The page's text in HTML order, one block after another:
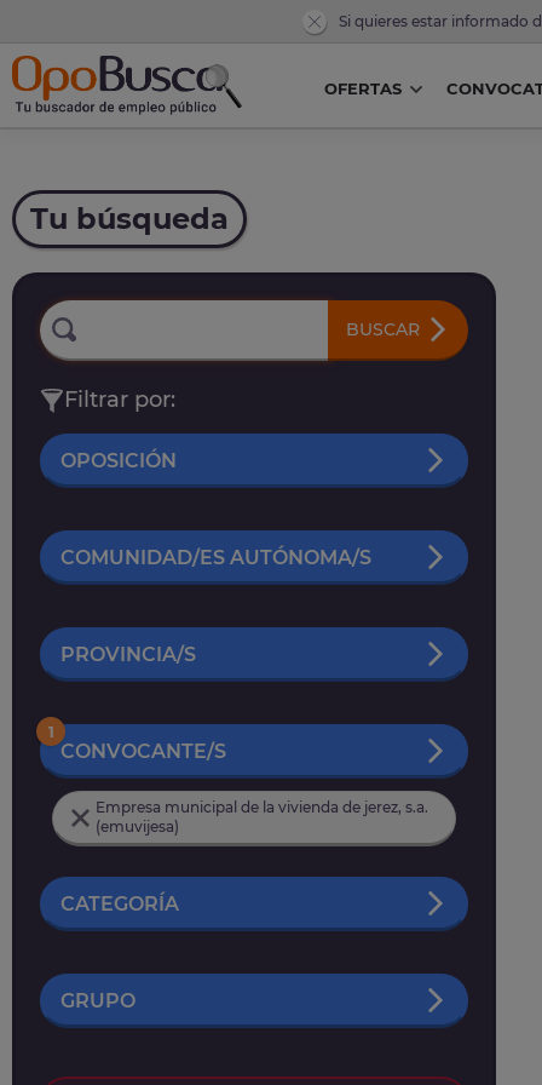
Si quieres estar informado
OFERTAS
Tu búsqueda
BUSCAR
Filtrar por:
OPOSICIÓN
COMUNIDAD/ES AUTÓNOMA/S
PROVINCIA/S
CONVOCANTE/S
1
Empresa municipal de la vivienda de jerez, s.a.
(emuvijesa)
CATEGORÍA
GRUPO